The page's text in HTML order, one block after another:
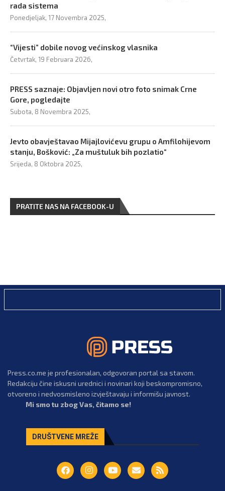
rada sistema
Ponedjeljak, 17 Novembra 2025,
“Vijesti” dobile novog većinskog vlasnika
Četvrtak, 19 Februara 2026,
PRESS saznaje: Objavljen novi otro foto snimak Crne
Gore, pogledajte
Subota, 8 Novembra 2025,
Jevto obavještavao Mijajlovićevu grupu o Amfilohijevom
stanju, Bošković: „Za muštuluk bih pozlatio“
Srijeda, 8 Oktobra 2025,
PRATITE NAS NA FACEBOOK-U
Press.co.me je profesionalan, odgovoran portal sa stavom.
Redakciju čine iskusni urednici i novinari koji beskompromisno,
otvoreno i nedvosmisleno izvještavaju i informišu javnost.
Mi smo tu zbog Vas, čitamo se!
DRUŠTVENE MREŽE